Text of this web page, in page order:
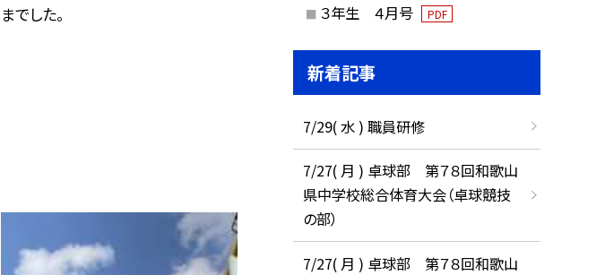
までした。
３年生 ４月号 PDF
新着記事
7/29( 水 ) 職員研修
7/27( 月 ) 卓球部 第７８回和歌山
県中学校総合体育大会（卓球競技
の部）
7/27( 月 ) 卓球部 第７８回和歌山